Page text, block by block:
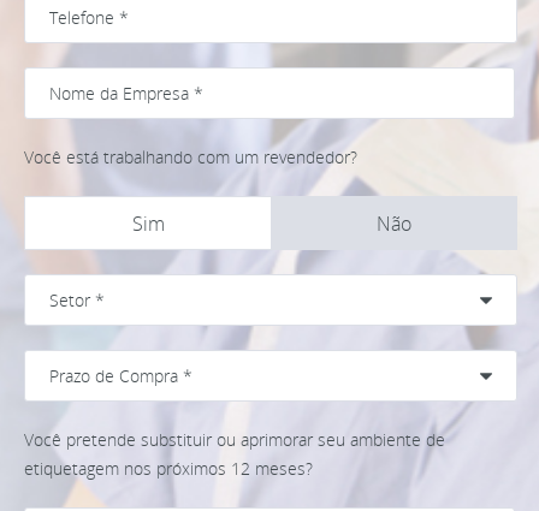
Você está trabalhando com um revendedor?
Sim Não
Você pretende substituir ou aprimorar seu ambiente de
etiquetagem nos próximos 12 meses?